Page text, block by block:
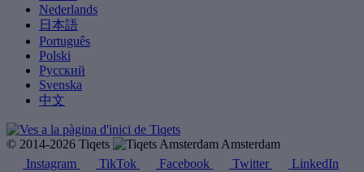
Nederlands
日本語
Português
Polski
Русский
Svenska
中文
© 2014-2026 Tiqets
Amsterdam
Instagram
TikTok Facebook Twitter LinkedIn